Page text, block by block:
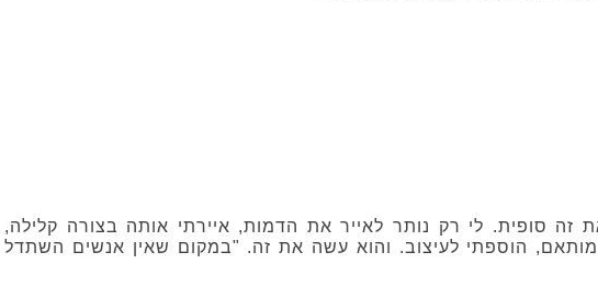
סופית. לי רק נותר לאייר את הדמות, איירתי אותה בצורה קלילה,
מותאם, הוספתי לעיצוב. והוא עשה את זה. "במקום שאין אנשים השתדל